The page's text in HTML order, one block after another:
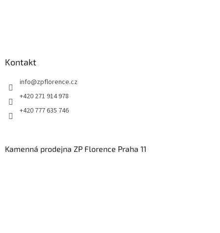
Kontakt
info@zpflorence.cz
+420 271 914 978
+420 777 635 746
Kamenná prodejna ZP Florence Praha 11